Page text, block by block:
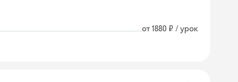
от 1880 ₽ / урок